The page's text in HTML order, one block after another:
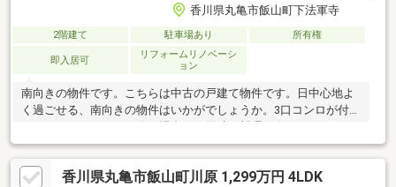
香川県丸亀市飯山町下法軍寺
2階建て 駐車場あり 所有権
即入居可
リフォームリノベーシ
ョン
南向きの物件です。こちらは中古の戸建て物件です。日中心地よ
く過ごせる、南向きの物件はいかがでしょうか。3口コンロが付い
フローリングは木のぬくもりが感じられるため住み心地も良好。
魅力が満載の素敵な4LDK物件の情報をご用意しています。浴室は
窓付きとなっておりますので、換気が容易に出来ます。
香川県丸亀市飯山町川原 1,299万円 4LDK